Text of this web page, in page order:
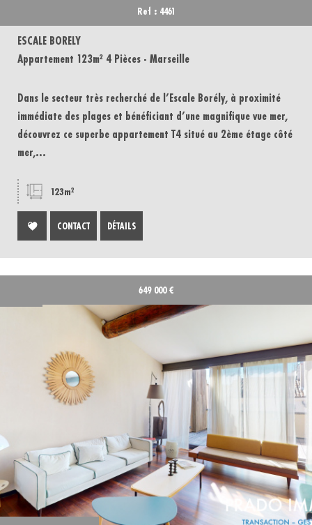
Ref : 4461
ESCALE BORELY
Appartement 123m² 4 Pièces - Marseille
Dans le secteur très recherché de l’Escale Borély, à proximité
immédiate des plages et bénéficiant d’une magnifique vue mer,
découvrez ce superbe appartement T4 situé au 2ème étage côté
mer,...
123m²
CONTACT DÉTAILS
649 000 €